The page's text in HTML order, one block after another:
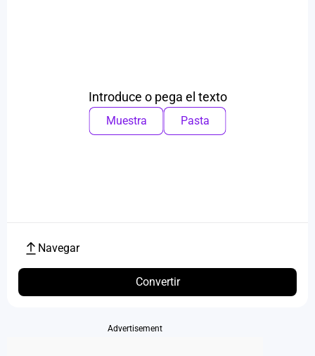
Introduce o pega el texto
Muestra Pasta
Navegar
Convertir
Advertisement